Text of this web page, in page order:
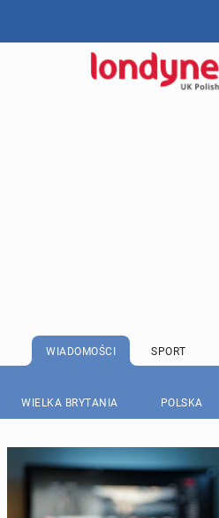
WIADOMOŚCI SPORT
WIELKA BRYTANIA POLSKA